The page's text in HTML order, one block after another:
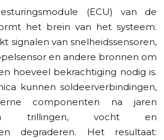
(ECU) van de
het brein van het systeem.
signalen van snelheidssensoren,
en andere bronnen om
hoeveel bekrachtiging nodig is.
kunnen soldeerverbindingen,
componenten na jaren
trillingen, vocht en
degraderen. Het resultaat: